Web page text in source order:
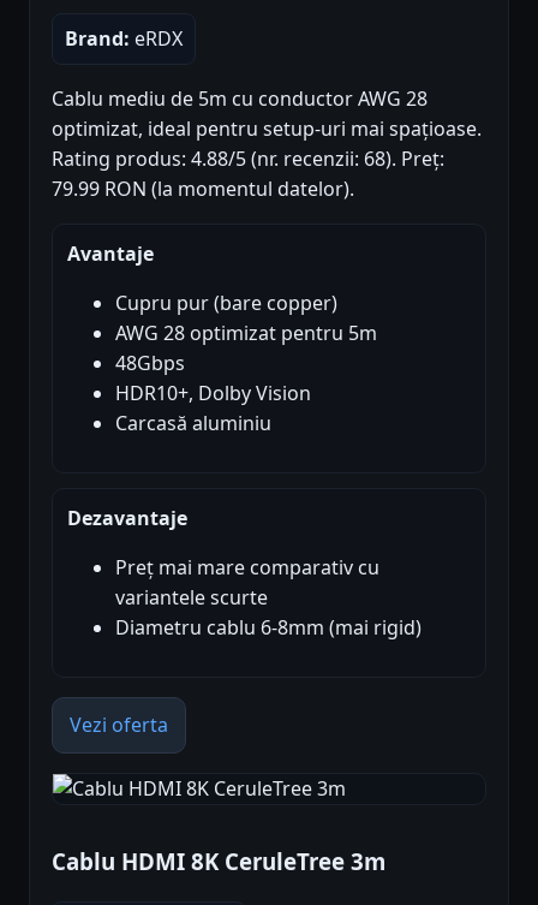
Brand: eRDX
Cablu mediu de 5m cu conductor AWG 28
optimizat, ideal pentru setup-uri mai spațioase.
Rating produs: 4.88/5 (nr. recenzii: 68). Preț:
79.99 RON (la momentul datelor).
Avantaje
Cupru pur (bare copper)
AWG 28 optimizat pentru 5m
48Gbps
HDR10+, Dolby Vision
Carcasă aluminiu
Dezavantaje
Preț mai mare comparativ cu
variantele scurte
Diametru cablu 6-8mm (mai rigid)
Vezi oferta
Cablu HDMI 8K CeruleTree 3m